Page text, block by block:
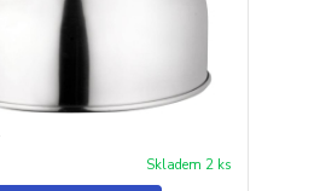
Skladem 2 ks